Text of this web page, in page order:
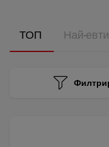
ТОП Най-